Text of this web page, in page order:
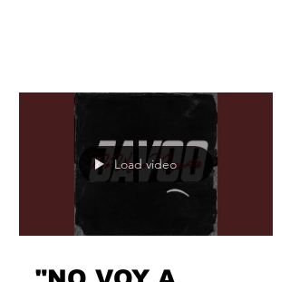
que Yassin SMG invitó a @jaaavooooo
a compartir espacio musical para
juntos liberar “Vuelve”, una...
Load video